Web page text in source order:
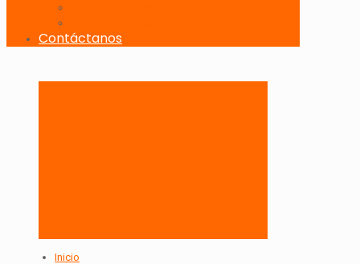
Contáctanos
Inicio